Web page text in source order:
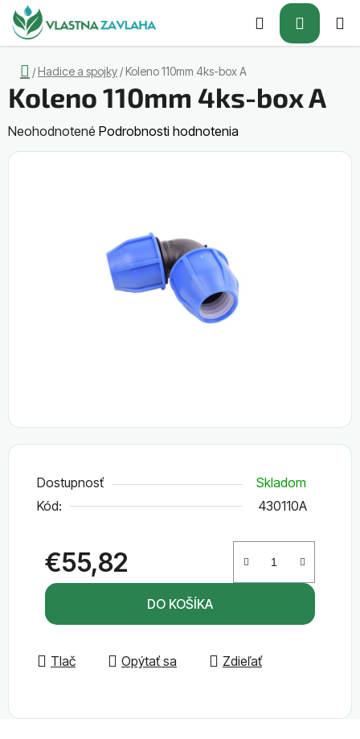
Prejsť
na
obsah
Hľadať
KOŠÍK
Domov
/ Hadice a spojky / Koleno 110mm 4ks-box A
Dostupnosť
Skladom
Kód:
430110A
€55,82
Jednotková cena:
DO KOŠÍKA
Tlač Opýtať sa Zdieľať
Koleno 110mm 4ks-box A
Priemerné
hodnotenie
Neohodnotené Podrobnosti hodnotenia